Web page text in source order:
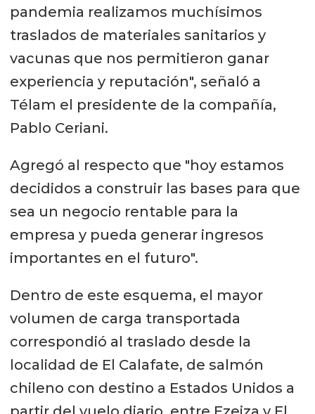
pandemia realizamos muchísimos
traslados de materiales sanitarios y
vacunas que nos permitieron ganar
experiencia y reputación", señaló a
Télam el presidente de la compañía,
Pablo Ceriani.
Agregó al respecto que "hoy estamos
decididos a construir las bases para que
sea un negocio rentable para la
empresa y pueda generar ingresos
importantes en el futuro".
Dentro de este esquema, el mayor
volumen de carga transportada
correspondió al traslado desde la
localidad de El Calafate, de salmón
chileno con destino a Estados Unidos a